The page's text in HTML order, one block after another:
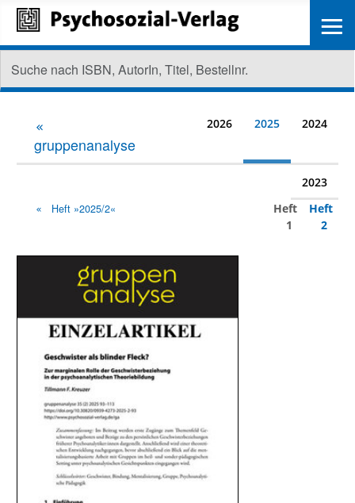
gruppenanalyse
2026 2025 2024
2023
Heft »2025/2«
Heft
1
Heft
2
≡